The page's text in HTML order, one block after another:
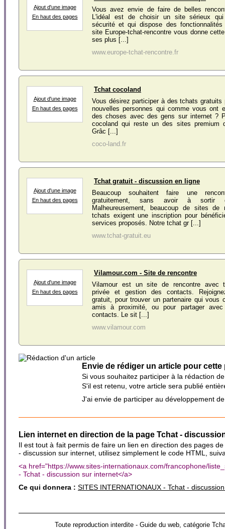
Ajout d'une image
En haut des pages
Vous avez envie de faire de belles
L'idéal est de choisir un site sérieux
sécurité et qui dispose des fonctionnalités
site Europe-tchat-rencontre vous donne
ses plus [...]
www.europe-tchat-rencontre.fr
Ajout d'une image
En haut des pages
Tchat cocoland
Vous désirez participer à des tchats gratuits
nouvelles personnes qui comme vous ont
des choses avec des gens sur internet ?
cocoland qui reste un des sites premium
Grâc [...]
coco-land.fr
Ajout d'une image
En haut des pages
Tchat gratuit - discussion en ligne
Beaucoup souhaitent faire une
gratuitement, sans avoir à sortir
Malheureusement, beaucoup de sites de
tchats exigent une inscription pour
services proposés. Notre tchat gr [...]
www.tchat-gratuit.eu
Ajout d'une image
En haut des pages
Vilamour.com - Site de rencontre
Vilamour est un site de rencontre avec
privée et gestion des contacts.
gratuit, pour trouver un partenaire qui vous
amis à proximité, ou pour partager
contacts. Le sit [...]
www.vilamour.com
Envie de rédiger un article pour cette
Si vous souhaitez participer à la rédaction
S'il est retenu, votre article sera publié
J'ai envie de participer au développement
Lien internet en direction de la page Tchat -
Il est tout à fait permis de faire un lien en direction des pages
- discussion sur internet, utilisez simplement le code HTML,
<a href="https://www.sites-internationaux.com/francophone/
- Tchat - discussion sur internet</a>
Ce qui donnera : SITES INTERNATIONAUX - Tchat -
Toute reproduction interdite - Guide du web, catégorie